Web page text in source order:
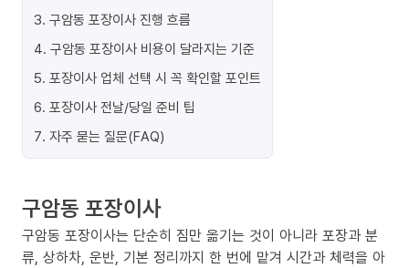
3. 구암동 포장이사 진행 흐름
4. 구암동 포장이사 비용이 달라지는 기준
5. 포장이사 업체 선택 시 꼭 확인할 포인트
6. 포장이사 전날/당일 준비 팁
7. 자주 묻는 질문(FAQ)
구암동 포장이사
구암동 포장이사는 단순히 짐만 옮기는 것이 아니라 포장과 분
류, 상하차, 운반, 기본 정리까지 한 번에 맡겨 시간과 체력을 아